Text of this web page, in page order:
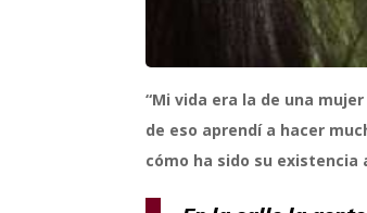
“Mi vida era la de una
de eso aprendí a hacer
cómo ha sido su existencia